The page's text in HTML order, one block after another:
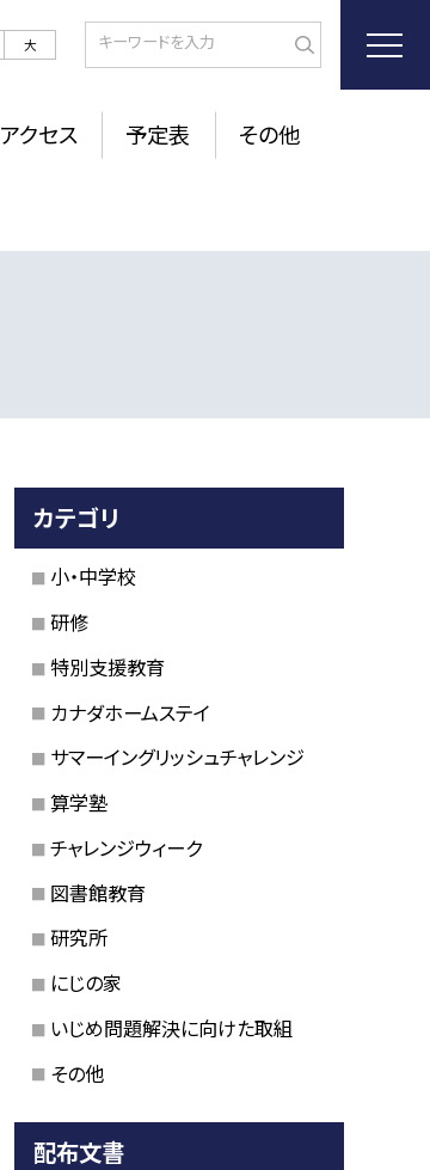
大
アクセス 予定表 その他
カテゴリ
小・中学校
研修
特別支援教育
カナダホームステイ
サマーイングリッシュチャレンジ
算学塾
チャレンジウィーク
図書館教育
研究所
にじの家
いじめ問題解決に向けた取組
その他
配布文書